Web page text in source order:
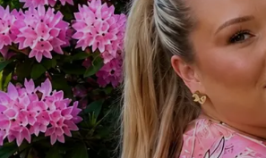
med lång erfarenhet